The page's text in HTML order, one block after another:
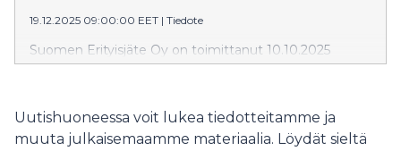
19.12.2025 09:00:00 EET | Tiedote
Suomen Erityisjäte Oy on toimittanut 10.10.2025
Varsinais-Suomen ELY-keskukselle
Uutishuoneessa voit lukea tiedotteitamme ja
muuta julkaisemaamme materiaalia. Löydät sieltä